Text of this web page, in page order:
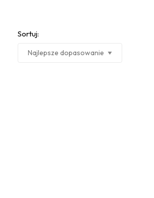
Sortuj: